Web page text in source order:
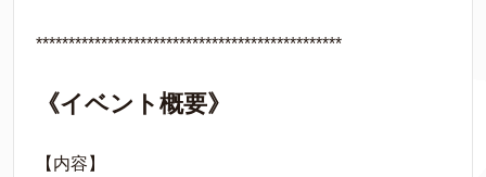
***********************************************
《イベント概要》
【内容】